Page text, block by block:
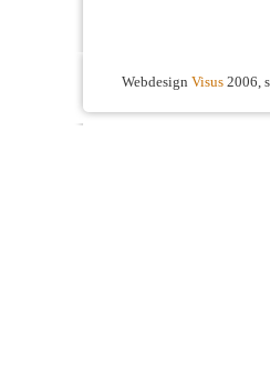
Webdesign Visus 2006,